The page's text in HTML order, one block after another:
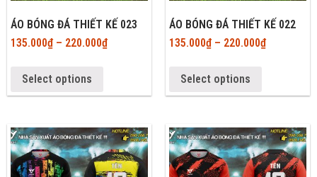
ÁO BÓNG ĐÁ THIẾT KẾ 023
135.000₫– 220.000₫
Select options
ÁO BÓNG ĐÁ THIẾT KẾ 022
135.000₫– 220.000₫
Select options